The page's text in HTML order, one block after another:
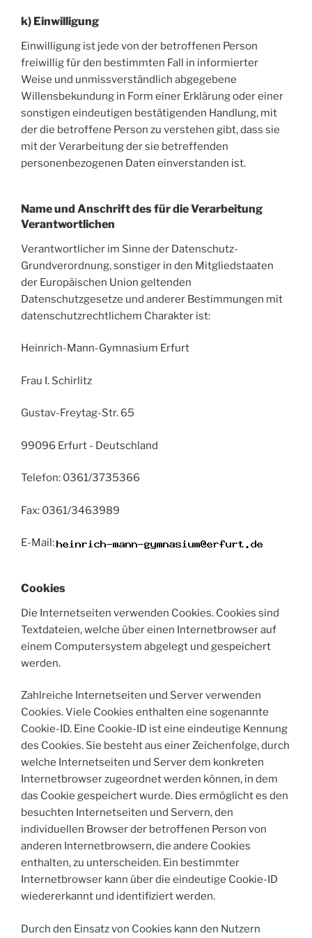
k) Einwilligung
Einwilligung ist jede von der betroffenen Person
freiwillig für den bestimmten Fall in informierter
Weise und unmissverständlich abgegebene
Willensbekundung in Form einer Erklärung oder einer
sonstigen eindeutigen bestätigenden Handlung, mit
der die betroffene Person zu verstehen gibt, dass sie
mit der Verarbeitung der sie betreffenden
personenbezogenen Daten einverstanden ist.
Name und Anschrift des für die Verarbeitung
Verantwortlichen
Verantwortlicher im Sinne der Datenschutz-
Grundverordnung, sonstiger in den Mitgliedstaaten
der Europäischen Union geltenden
Datenschutzgesetze und anderer Bestimmungen mit
datenschutzrechtlichem Charakter ist:
Heinrich-Mann-Gymnasium Erfurt
Frau I. Schirlitz
Gustav-Freytag-Str. 65
99096 Erfurt - Deutschland
Telefon: 0361/3735366
Fax: 0361/3463989
E-Mail:
Cookies
Die Internetseiten verwenden Cookies. Cookies sind
Textdateien, welche über einen Internetbrowser auf
einem Computersystem abgelegt und gespeichert
werden.
Zahlreiche Internetseiten und Server verwenden
Cookies. Viele Cookies enthalten eine sogenannte
Cookie-ID. Eine Cookie-ID ist eine eindeutige Kennung
des Cookies. Sie besteht aus einer Zeichenfolge, durch
welche Internetseiten und Server dem konkreten
Internetbrowser zugeordnet werden können, in dem
das Cookie gespeichert wurde. Dies ermöglicht es den
besuchten Internetseiten und Servern, den
individuellen Browser der betroffenen Person von
anderen Internetbrowsern, die andere Cookies
enthalten, zu unterscheiden. Ein bestimmter
Internetbrowser kann über die eindeutige Cookie-ID
wiedererkannt und identifiziert werden.
Durch den Einsatz von Cookies kann den Nutzern